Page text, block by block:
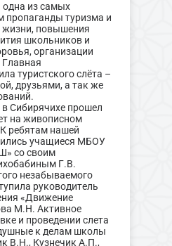
одна из самых
пропаганды туризма и
жизни, повышения
школьников и
организации
туристского слёта –
друзьями, а так же
Сибирячихе прошел
на живописном
ребятам нашей
учащиеся МБОУ
со своим
Г.В.
незабываемого
руководитель
«Движение
М.Н. Активное
и проведении слета
к делам школы
В.Н., Кузнечик А.П.,